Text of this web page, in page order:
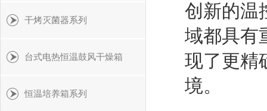
创新的温
域都具有
现了更精
境。
干烤灭菌器系列
台式电热恒温鼓风干燥箱
恒温培养箱系列